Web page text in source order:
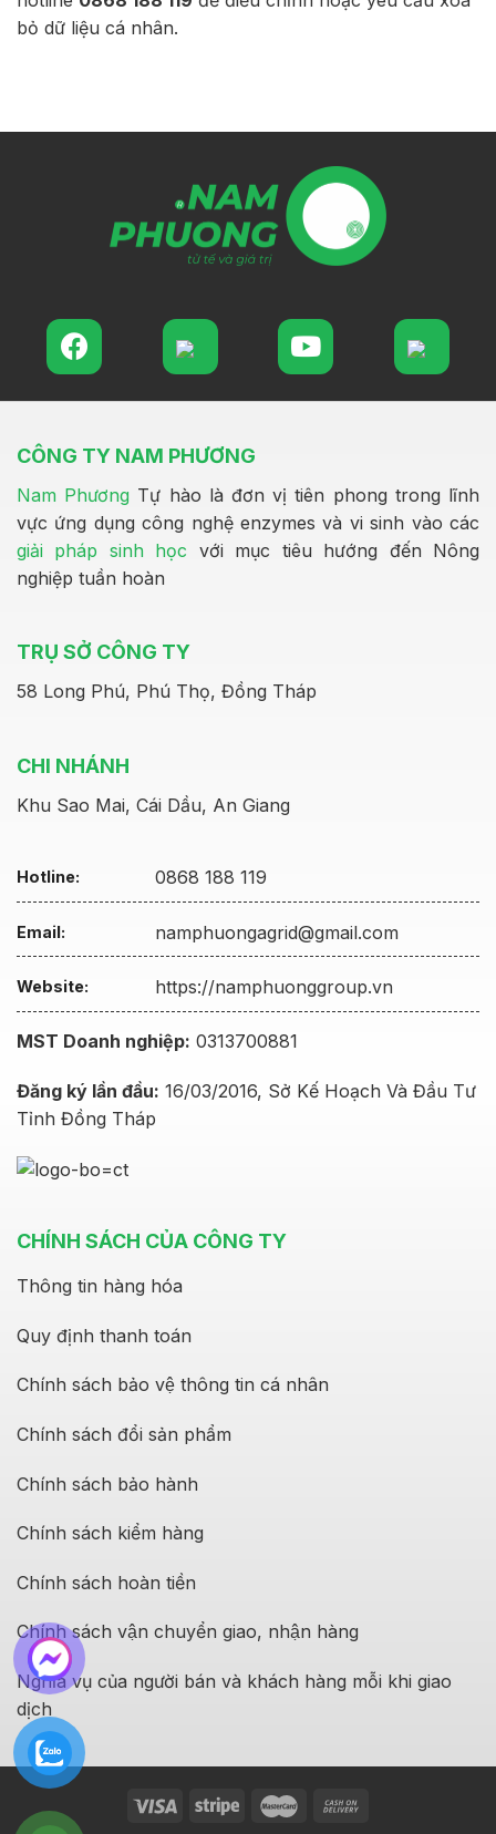
bỏ dữ liệu cá nhân.
CÔNG TY NAM PHƯƠNG
Nam Phương Tự hào là đơn vị tiên phong trong lĩnh
vực ứng dụng công nghệ enzymes và vi sinh vào các
giải pháp sinh học với mục tiêu hướng đến Nông
nghiệp tuần hoàn
TRỤ SỞ CÔNG TY
58 Long Phú, Phú Thọ, Đồng Tháp
CHI NHÁNH
Khu Sao Mai, Cái Dầu, An Giang
Hotline: 0868 188 119
Email: namphuongagrid@gmail.com
Website: https://namphuonggroup.vn
MST Doanh nghiệp: 0313700881
Đăng ký lần đầu: 16/03/2016, Sở Kế Hoạch Và Đầu Tư
Tỉnh Đồng Tháp
CHÍNH SÁCH CỦA CÔNG TY
Thông tin hàng hóa
Quy định thanh toán
Chính sách bảo vệ thông tin cá nhân
Chính sách đổi sản phẩm
Chính sách bảo hành
Chính sách kiểm hàng
Chính sách hoàn tiền
Chính sách vận chuyển giao, nhận hàng
Nghĩa vụ của người bán và khách hàng mỗi khi giao
dịch